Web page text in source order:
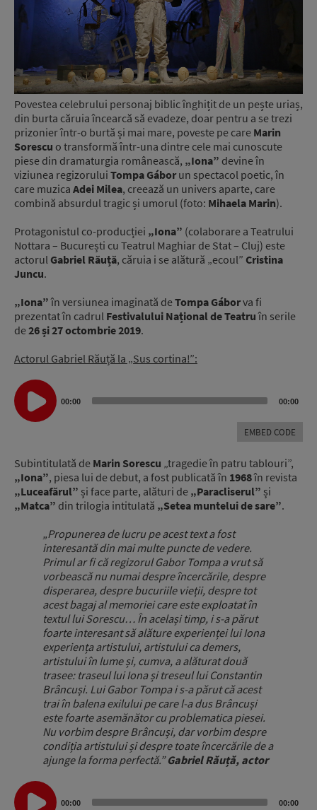
Povestea celebrului personaj biblic înghițit de un pește uriaș,
din burta căruia încearcă să evadeze, doar pentru a se trezi
prizonier într-o burtă și mai mare, poveste pe care Marin
Sorescu o transformă într-una dintre cele mai cunoscute
piese din dramaturgia românească, „Iona” devine în
viziunea regizorului Tompa Gáborun spectacol poetic, în
care muzica Adei Milea, creează un univers aparte, care
combină absurdul tragic și umorul (foto: Mihaela Marin).
Protagonistul co-producției „Iona” (colaborare a Teatrului
Nottara – București cu Teatrul Maghiar de Stat – Cluj) este
actorul Gabriel Răuță, căruia i se alătură „ecoul” Cristina
Juncu.
„Iona”în versiunea imaginată deTompa Gáborva fi
prezentat în cadrul Festivalului Național de Teatruîn serile
de26 și 27 octombrie 2019.
Actorul Gabriel Răuță la „Sus cortina!”:
Audio
Player
00:00 00:00
EMBED CODE
Subintitulată de Marin Sorescu „tragedie în patru tablouri”,
„Iona”, piesa lui de debut, a fost publicată în 1968în revista
„Luceafărul” și face parte, alături de „Paracliserul” și
„Matca” din trilogia intitulată „Setea muntelui de sare”.
„Propunerea de lucru pe acest text a fost
interesantă din mai multe puncte de vedere.
Primul ar fi că regizorul Gabor Tompa a vrut să
vorbească nu numai despre încercările, despre
disperarea, despre bucuriile vieții, despre tot
acest bagaj al memoriei care este exploatat în
textul lui Sorescu… În același timp, i s-a părut
foarte interesant să alăture experienței lui Iona
experiența artistului, artistului ca demers,
artistului în lume și, cumva, a alăturat două
trasee: traseul lui Iona și treseul lui Constantin
Brâncuși. Lui Gabor Tompa i s-a părut că acest
trai în balena exilului pe care l-a dus Brâncuși
este foarte asemănător cu problematica piesei.
Nu vorbim despre Brâncuși, dar vorbim despre
condiția artistului și despre toate încercările de a
ajunge la forma perfectă.”Gabriel Răuță, actor
Audio
Player
00:00 00:00